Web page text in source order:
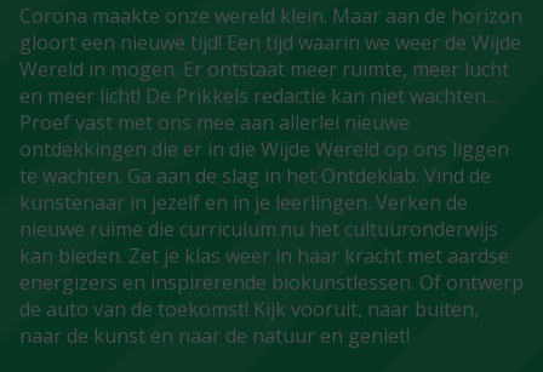
Corona maakte onze wereld klein. Maar aan de horizon
gloort een nieuwe tijd! Een tijd waarin we weer de Wijde
Wereld in mogen. Er ontstaat meer ruimte, meer lucht
en meer licht! De Prikkels redactie kan niet wachten…
Proef vast met ons mee aan allerlei nieuwe
ontdekkingen die er in die Wijde Wereld op ons liggen
te wachten. Ga aan de slag in het Ontdeklab. Vind de
kunstenaar in jezelf en in je leerlingen. Verken de
nieuwe ruime die curriculum.nu het cultuuronderwijs
kan bieden. Zet je klas weer in haar kracht met aardse
energizers en inspirerende biokunstlessen. Of ontwerp
de auto van de toekomst! Kijk vooruit, naar buiten,
naar de kunst en naar de natuur en geniet!